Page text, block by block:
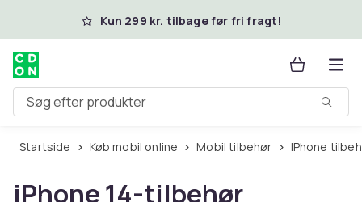
Spring til hovedindhold
Kun 299 kr. tilbage før fri fragt!
Søg efter produkter
Startside Køb mobil online Mobil tilbehør iPhone
iPhone 14-tilbehør